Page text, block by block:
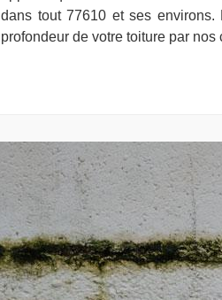
dans tout 77610 et ses
profondeur de votre toiture par nos